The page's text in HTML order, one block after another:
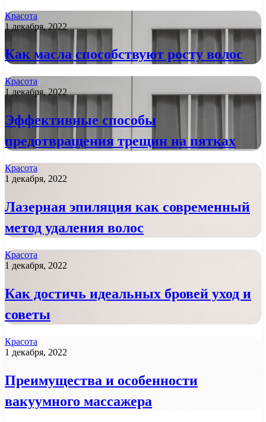
Красота
1 декабря, 2022
Как масла способствуют росту волос
Красота
1 декабря, 2022
Эффективные способы
предотвращения трещин на пятках
Красота
1 декабря, 2022
Лазерная эпиляция как современный
метод удаления волос
Красота
1 декабря, 2022
Как достичь идеальных бровей уход и
советы
Красота
1 декабря, 2022
Преимущества и особенности
вакуумного массажера